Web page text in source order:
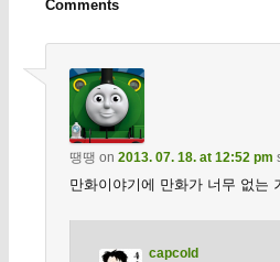
Comments
땡땡 on 2013. 07. 18. at 12:52 pm
만화이야기에 만화가 너무 없는
capcold